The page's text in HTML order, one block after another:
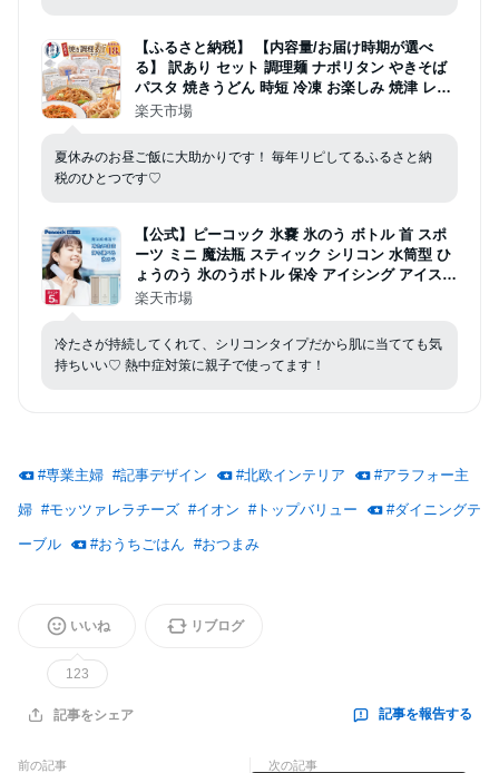
【ふるさと納税】 【内容量/お届け時期が選べ
る】 訳あり セット 調理麺 ナポリタン やきそば
パスタ 焼きうどん 時短 冷凍 お楽しみ 焼津 レン
ジで簡単 冷凍食品 焼き調理麺セット お試し 10食
楽天市場
夏休みのお昼ご飯に大助かりです！ 毎年リピしてるふるさと納
税のひとつです♡
【公式】ピーコック 氷嚢 氷のう ボトル 首 スポ
ーツ ミニ 魔法瓶 スティック シリコン 水筒型 ひ
ょうのう 氷のうボトル 保冷 アイシング アイスパ
ック 暑さ対策 グッズ ゴルフ 通学 子供 冷たい 最
買い 2026 ABB-16 ABB-M15
楽天市場
冷たさが持続してくれて、シリコンタイプだから肌に当てても気
持ちいい♡ 熱中症対策に親子で使ってます！
#専業主婦 #記事デザイン #北欧インテリア #アラフォー主
婦 #モッツァレラチーズ #イオン #トップバリュー #ダイニングテ
ーブル #おうちごはん #おつまみ
いいね
123
リブログ
記事をシェア 記事を報告する
前の記事 次の記事